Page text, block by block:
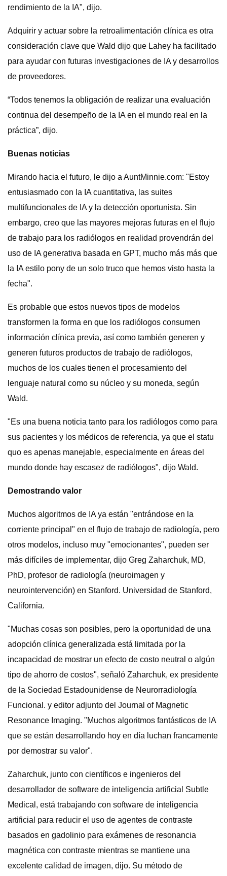
rendimiento de la IA", dijo.
Adquirir y actuar sobre la retroalimentación clínica es otra
consideración clave que Wald dijo que Lahey ha facilitado
para ayudar con futuras investigaciones de IA y desarrollos
de proveedores.
“Todos tenemos la obligación de realizar una evaluación
continua del desempeño de la IA en el mundo real en la
práctica”, dijo.
Buenas noticias
Mirando hacia el futuro, le dijo a AuntMinnie.com: "Estoy
entusiasmado con la IA cuantitativa, las suites
multifuncionales de IA y la detección oportunista. Sin
embargo, creo que las mayores mejoras futuras en el flujo
de trabajo para los radiólogos en realidad provendrán del
uso de IA generativa basada en GPT, mucho más más que
la IA estilo pony de un solo truco que hemos visto hasta la
fecha".
Es probable que estos nuevos tipos de modelos
transformen la forma en que los radiólogos consumen
información clínica previa, así como también generen y
generen futuros productos de trabajo de radiólogos,
muchos de los cuales tienen el procesamiento del
lenguaje natural como su núcleo y su moneda, según
Wald.
"Es una buena noticia tanto para los radiólogos como para
sus pacientes y los médicos de referencia, ya que el statu
quo es apenas manejable, especialmente en áreas del
mundo donde hay escasez de radiólogos", dijo Wald.
Demostrando valor
Muchos algoritmos de IA ya están "entrándose en la
corriente principal" en el flujo de trabajo de radiología, pero
otros modelos, incluso muy "emocionantes", pueden ser
más difíciles de implementar, dijo Greg Zaharchuk, MD,
PhD, profesor de radiología (neuroimagen y
neurointervención) en Stanford. Universidad de Stanford,
California.
"Muchas cosas son posibles, pero la oportunidad de una
adopción clínica generalizada está limitada por la
incapacidad de mostrar un efecto de costo neutral o algún
tipo de ahorro de costos", señaló Zaharchuk, ex presidente
de la Sociedad Estadounidense de Neurorradiología
Funcional. y editor adjunto del Journal of Magnetic
Resonance Imaging. "Muchos algoritmos fantásticos de IA
que se están desarrollando hoy en día luchan francamente
por demostrar su valor".
Zaharchuk, junto con científicos e ingenieros del
desarrollador de software de inteligencia artificial Subtle
Medical, está trabajando con software de inteligencia
artificial para reducir el uso de agentes de contraste
basados ​​en gadolinio para exámenes de resonancia
magnética con contraste mientras se mantiene una
excelente calidad de imagen, dijo. Su método de